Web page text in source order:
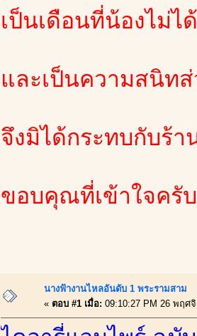
เป็นเดือนที่น้องไม่ไ
และเป็นความสนิท
จึงมิได้กระทบกับร้
ขอบคุณที่เข้าใจครับ
นางฟ้างานไหลอันดับ 1 พระรามสาม
« ตอบ #1 เมื่อ: 09:10:27 PM 26 พฤศ